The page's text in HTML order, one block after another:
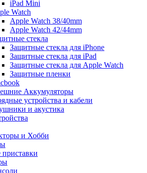
iPad Mini
Watch
Apple Watch 38/40mm
Apple Watch 42/44mm
стекла
Защитные стекла для iPhone
Защитные стекла для iPad
Защитные стекла для Apple Watch
Защитные пленки
Аккумуляторы
устройства и кабели
и акустика
и Хобби